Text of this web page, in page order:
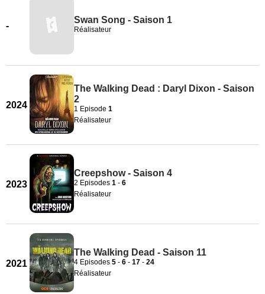
-
Swan Song - Saison 1
Réalisateur
2024
The Walking Dead : Daryl Dixon - Saison
2
1 Episode 1
Réalisateur
2023
Creepshow - Saison 4
2 Episodes 1 - 6
Réalisateur
2021
The Walking Dead - Saison 11
4 Episodes 5 - 6 - 17 - 24
Réalisateur